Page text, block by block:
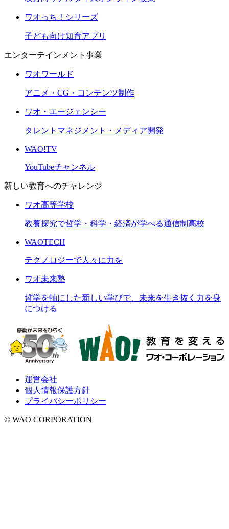
ワオっち！シリーズ
子ども向け知育アプリ
エンターテインメント事業
ワオワールド
アニメ・CG・コンテンツ制作
ワオ・エージェンシー
タレントマネジメント・メディア開発
WAO!TV
YouTubeチャンネル
新しい教育へのチャレンジ
ワオ高等学校
教養探究で哲学・科学・経済が学べる通信制高校
WAOTECH
テクノロジーで人々に力を
ワオ未来塾
哲学を軸にした新しい学びで、未来を生き抜く力を身
につける
運営会社
個人情報保護方針
プライバシーポリシー
© WAO CORPORATION